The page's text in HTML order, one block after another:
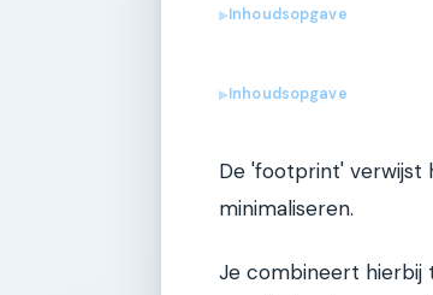
▶Inhoudsopgave
▶Inhoudsopgave
De 'footprint' verwijst
minimaliseren.
Je combineert